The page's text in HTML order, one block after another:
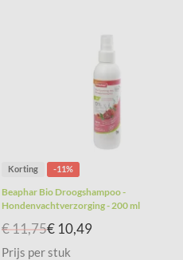
Korting -11%
Beaphar Bio Droogshampoo -
Hondenvachtverzorging - 200 ml
€ 11,75€ 10,49
Prijs per stuk